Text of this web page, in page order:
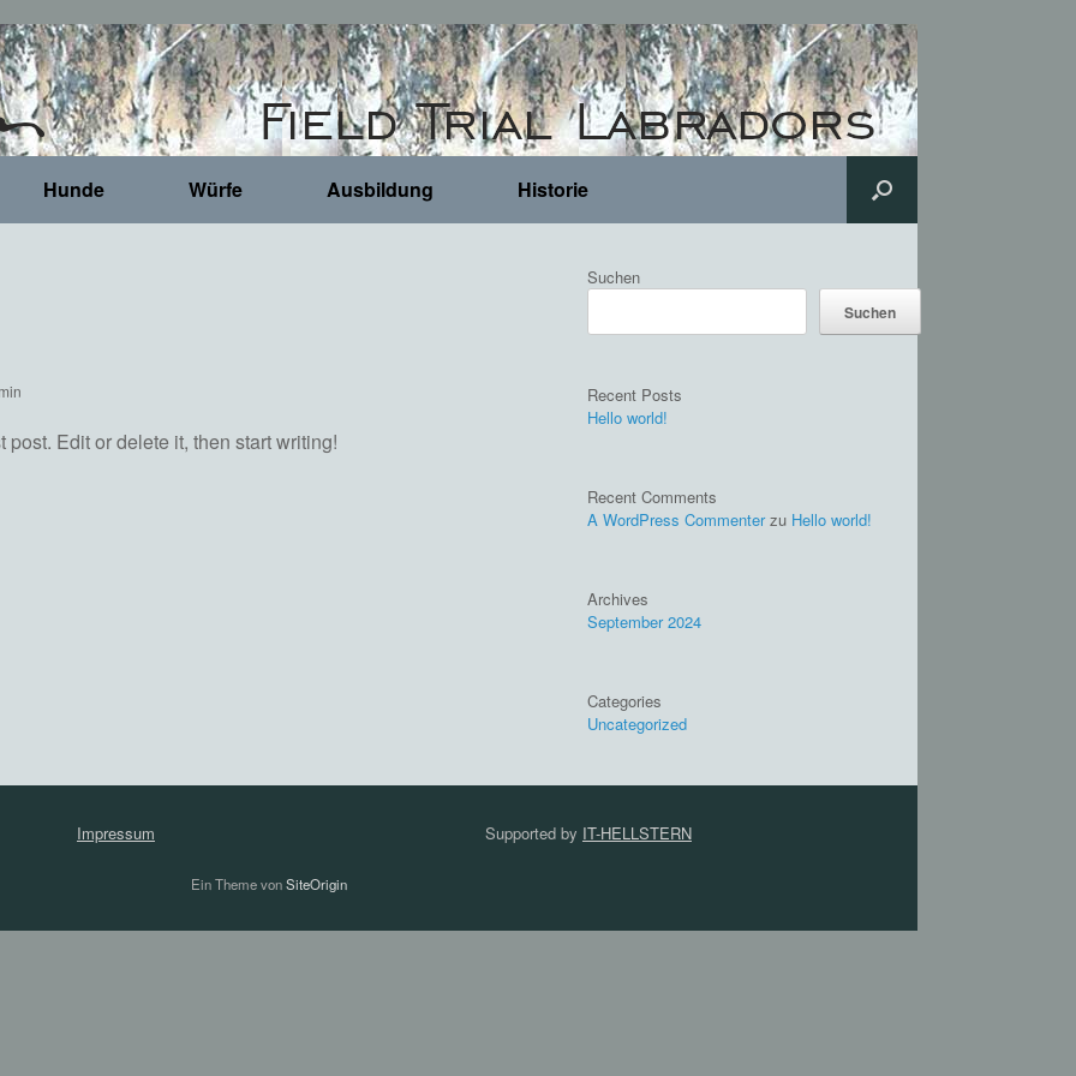
Hunde Würfe Ausbildung Historie
Edit or delete it, then start writing!
Suchen
Suchen
Recent Posts
Hello world!
Recent Comments
A WordPress Commenterzu Hello world!
Archives
September 2024
Categories
Uncategorized
Impressum Supported by IT-HELLSTERN
Ein Theme vonSiteOrigin